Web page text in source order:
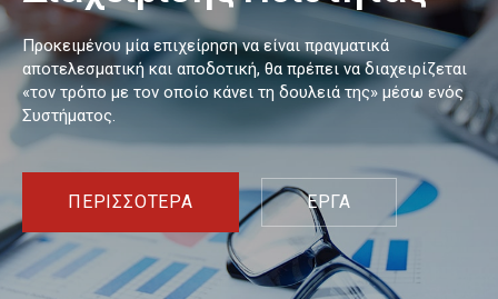
Προκειμένου μία επιχείρηση να είναι πραγματικά
αποτελεσματική και αποδοτική, θα πρέπει να διαχειρίζεται
«τον τρόπο με τον οποίο κάνει τη δουλειά της» μέσω ενός
Συστήματος.
ΠΕΡΙΣΣΟΤΕΡΑ ΕΡΓΑ